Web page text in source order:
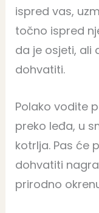
ispred vas,
točno ispred
da je osjeti, ali
dohvatiti.
Polako vodite
preko leđa, u
kotrlja. Pas će
dohvatiti
prirodno